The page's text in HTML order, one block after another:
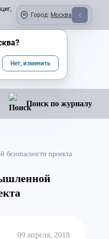
Город: Москва
Поиск по журналу
безопасности проекта
09 апреля, 2018
?
Нет, изменить